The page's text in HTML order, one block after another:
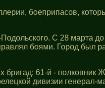
боеприпасов,
С 28 марта
боями. Город был
61-й -
дивизии генерал-